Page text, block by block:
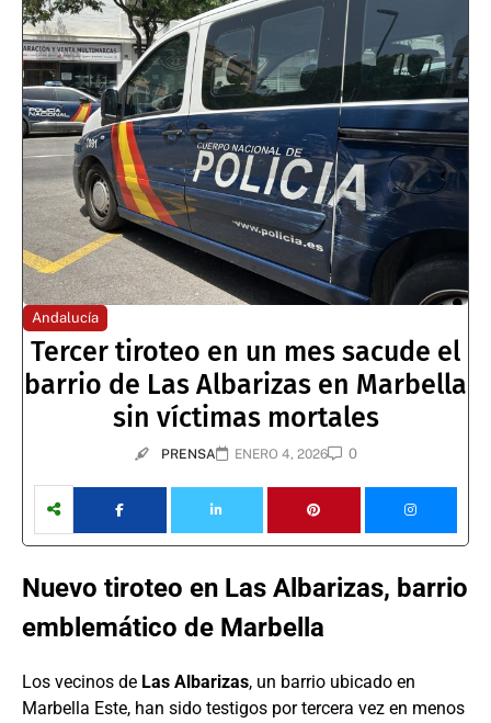
Andalucía
Tercer tiroteo en un mes sacude el
barrio de Las Albarizas en Marbella
sin víctimas mortales
PRENSA ENERO 4, 2026 0
Nuevo tiroteo en Las Albarizas, barrio
emblemático de Marbella
Los vecinos de Las Albarizas, un barrio ubicado en
Marbella Este, han sido testigos por tercera vez en menos